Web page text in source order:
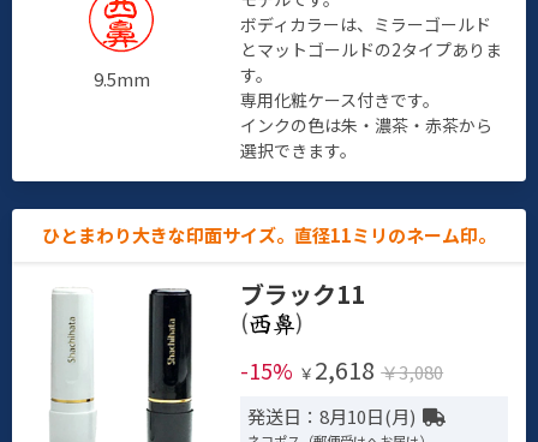
9.5mm
ボディカラーは、ミラーゴールド
とマットゴールドの2タイプありま
す。
専用化粧ケース付きです。
インクの色は朱・濃茶・赤茶から
選択できます。
ひとまわり大きな印面サイズ。直径11ミリのネーム印。
ブラック11
(
)
-15% ￥ 2,618 ￥3,080
発送日：8月10日(月)